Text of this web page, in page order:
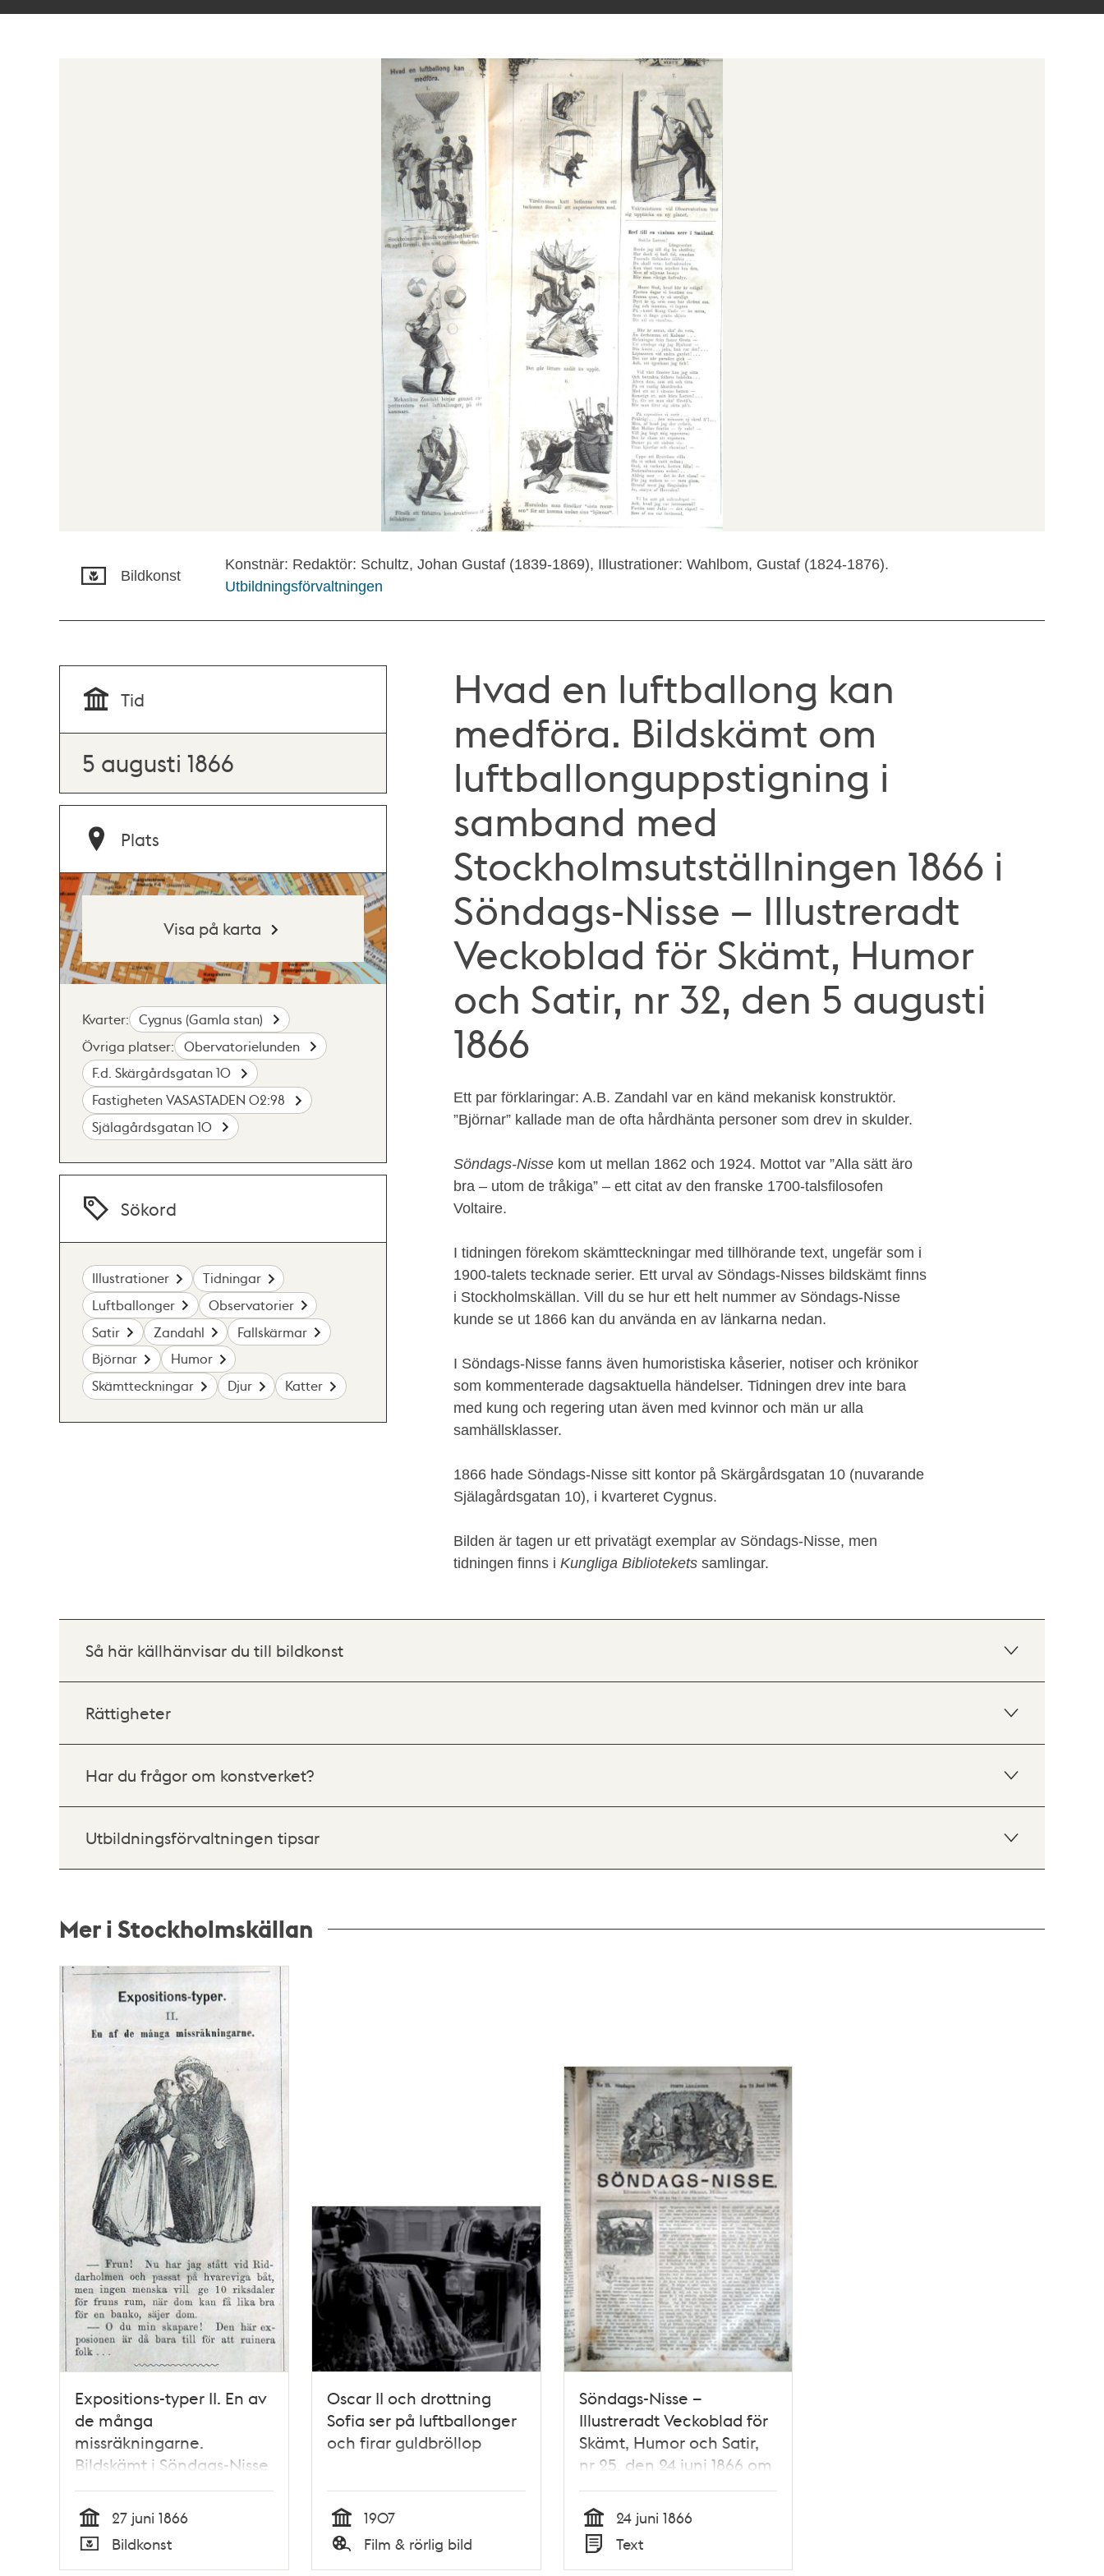
Bildkonst
Konstnär: Redaktör: Schultz, Johan Gustaf (1839-1869), Illustrationer: Wahlbom, Gustaf (1824-1876).
Utbildningsförvaltningen
Hvad en luftballong kan
medföra. Bildskämt om
luftballonguppstigning i
samband med
Stockholmsutställningen 1866 i
Söndags-Nisse – Illustreradt
Veckoblad för Skämt, Humor
och Satir, nr 32, den 5 augusti
1866
Ett par förklaringar: A.B. Zandahl var en känd mekanisk konstruktör.
”Björnar” kallade man de ofta hårdhänta personer som drev in skulder.
Söndags-Nisse kom ut mellan 1862 och 1924. Mottot var ”Alla sätt äro
bra – utom de tråkiga” – ett citat av den franske 1700-talsfilosofen
Voltaire.
I tidningen förekom skämtteckningar med tillhörande text, ungefär som i
1900-talets tecknade serier. Ett urval av Söndags-Nisses bildskämt finns
i Stockholmskällan. Vill du se hur ett helt nummer av Söndags-Nisse
kunde se ut 1866 kan du använda en av länkarna nedan.
I Söndags-Nisse fanns även humoristiska kåserier, notiser och krönikor
som kommenterade dagsaktuella händelser. Tidningen drev inte bara
med kung och regering utan även med kvinnor och män ur alla
samhällsklasser.
1866 hade Söndags-Nisse sitt kontor på Skärgårdsgatan 10 (nuvarande
Själagårdsgatan 10), i kvarteret Cygnus.
Bilden är tagen ur ett privatägt exemplar av Söndags-Nisse, men
tidningen finns i Kungliga Bibliotekets samlingar.
Tid
5 augusti 1866
Plats
Visa på karta
Kvarter:
Cygnus (Gamla stan)
Övriga platser:
Obervatorielunden
F.d. Skärgårdsgatan 10
Fastigheten VASASTADEN 02:98
Själagårdsgatan 10
Sökord
Illustrationer
Tidningar
Luftballonger
Observatorier
Satir
Zandahl
Fallskärmar
Björnar
Humor
Skämtteckningar
Djur Katter
Så här källhänvisar du till bildkonst
Rättigheter
Har du frågor om konstverket?
Utbildningsförvaltningen tipsar
Mer i Stockholmskällan
Relaterade
poster
och
teman
Expositions-typer II. En av
de många
missräkningarne.
Bildskämt i Söndags-Nisse
– Illustreradt Veckoblad
för Skämt, Humor och
Satir, nr 26, den 27 juni
1866
Tid
27 juni 1866
Typ
Bildkonst
Oscar II och drottning
Sofia ser på luftballonger
och firar guldbröllop
Tid
1907
Typ
Film & rörlig bild
Söndags-Nisse –
Illustreradt Veckoblad för
Skämt, Humor och Satir,
nr 25, den 24 juni 1866 om
Stockholmsutställningen
1866
Tid
24 juni 1866
Typ
Text